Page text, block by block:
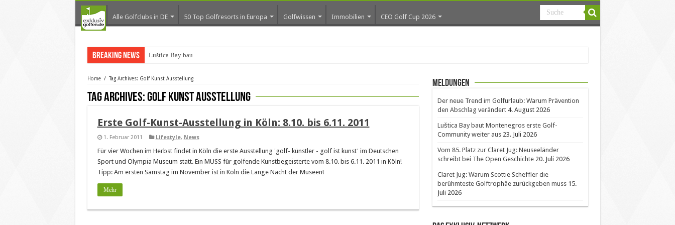
Alle Golfclubs in DE 50 Top Golfresorts in Europa Golfwissen Immobilien CEO Golf Cup 2026
Breaking News Luštica Bay baut Monten
Home / Tag Archives: Golf Kunst Ausstellung
Tag Archives:Golf Kunst Ausstellung
Erste Golf-Kunst-Ausstellung in Köln: 8.10. bis 6.11. 2011
1. Februar 2011 Lifestyle, News
Für vier Wochen im Herbst findet in Köln die erste Ausstellung 'golf- künstler - golf ist kunst' im Deutschen
Sport und Olympia Museum statt. Ein MUSS für golfende Kunstbegeisterte vom 8.10. bis 6.11. 2011 in Köln!
Tipp: Am ersten Samstag im November ist in Köln die Lange Nacht der Museen!
Mehr
Meldungen
Der neue Trend im Golfurlaub: Warum Prävention
den Abschlag verändert 4. August 2026
Luštica Bay baut Montenegros erste Golf-
Community weiter aus 23. Juli 2026
Vom 85. Platz zur Claret Jug: Neuseeländer
schreibt bei The Open Geschichte 20. Juli 2026
Claret Jug: Warum Scottie Scheffler die
berühmteste Golftrophäe zurückgeben muss 15.
Juli 2026